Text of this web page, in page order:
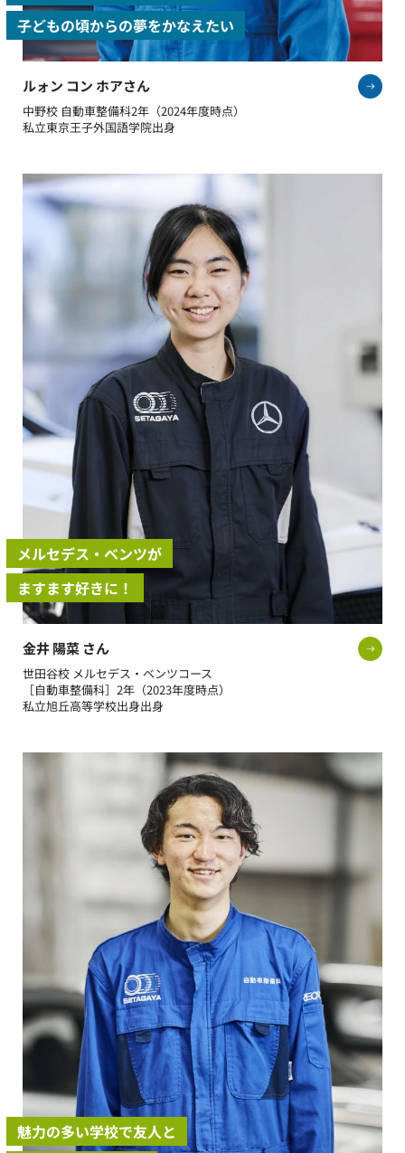
子どもの頃からの夢をかなえたい
ルォン コン ホアさん
中野校 自動車整備科2年（2024年度時点）
私立東京王子外国語学院出身
メルセデス・ベンツが
ますます好きに！
金井 陽菜 さん
世田谷校 メルセデス・ベンツコース
［自動車整備科］2年（2023年度時点）
私立旭丘高等学校出身出身
魅力の多い学校で友人と